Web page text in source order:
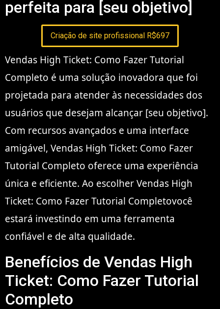
perfeita para [seu objetivo]
Criação de site profissional R$697
Vendas High Ticket: Como Fazer Tutorial
Completo é uma solução inovadora que foi
projetada para atender às necessidades dos
usuários que desejam alcançar [seu objetivo].
Com recursos avançados e uma interface
amigável, Vendas High Ticket: Como Fazer
Tutorial Completo oferece uma experiência
única e eficiente. Ao escolher Vendas High
Ticket: Como Fazer Tutorial Completovocê
estará investindo em uma ferramenta
confiável e de alta qualidade.
Benefícios de Vendas High
Ticket: Como Fazer Tutorial
Completo